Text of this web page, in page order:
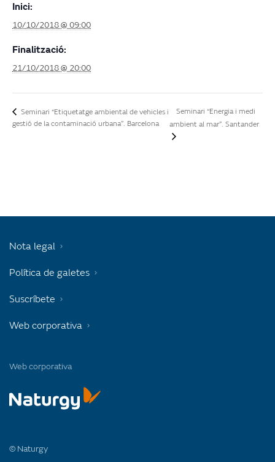
Inici:
10/10/2018 @ 09:00
Finalització:
21/10/2018 @ 20:00
Seminari “Etiquetatge ambiental de vehicles i
gestió de la contaminació urbana”. Barcelona
Seminari “Energia i medi
ambient al mar”. Santander
Web corporativa
© Naturgy
Nota legal
Política de galetes
Suscríbete
Web corporativa